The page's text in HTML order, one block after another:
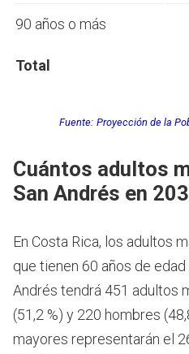
90 años o más
Total
Fuente: Proyección de la
Cuántos adultos
San Andrés en
En Costa Rica, los adultos
que tienen 60 años de edad
Andrés tendrá 451 adultos
(51,2 %) y 220 hombres
mayores representarán el